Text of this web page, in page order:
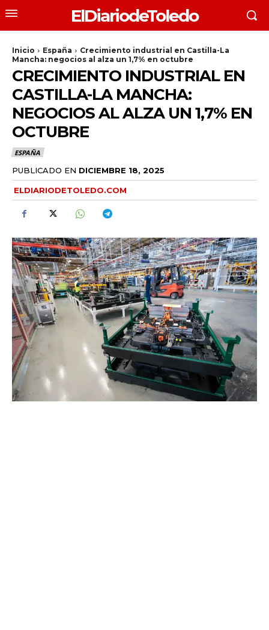
ElDiariodeToledo
Inicio España
Crecimiento industrial en Castilla-La
Mancha: negocios al alza un 1,7% en octubre
CRECIMIENTO INDUSTRIAL EN
CASTILLA-LA MANCHA:
NEGOCIOS AL ALZA UN 1,7% EN
OCTUBRE
ESPAÑA
PUBLICADO EN DICIEMBRE 18, 2025
ELDIARIODETOLEDO.COM